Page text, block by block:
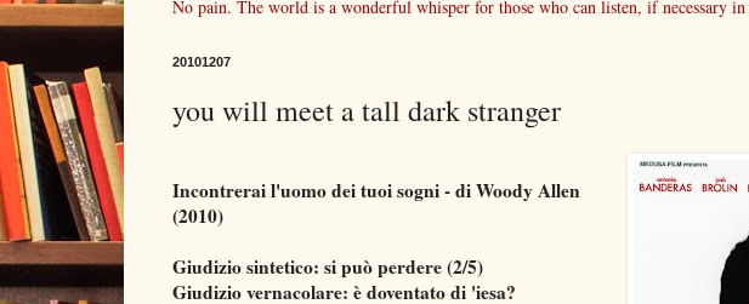
No pain. The world is a wonderful whisper for those who can listen, if necessary in
20101207
you will meet a tall dark stranger
Incontrerai l'uomo dei tuoi sogni - di Woody Allen
(2010)
Giudizio sintetico: si può perdere (2/5)
Giudizio vernacolare: è doventato di 'iesa?